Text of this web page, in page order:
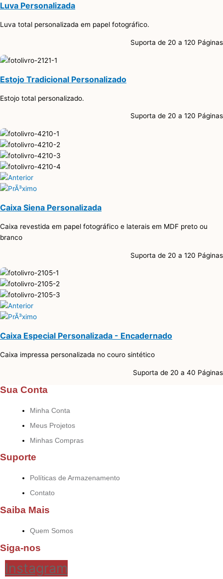
Luva Personalizada
Luva total personalizada em papel fotográfico.
Suporta de 20 a 120 Páginas
Estojo Tradicional Personalizado
Estojo total personalizado.
Suporta de 20 a 120 Páginas
Caixa Siena Personalizada
Caixa revestida em papel fotográfico e laterais em MDF preto ou
branco
Suporta de 20 a 120 Páginas
Caixa Especial Personalizada - Encadernado
Caixa impressa personalizada no couro sintético
Suporta de 20 a 40 Páginas
Sua Conta
Minha Conta
Meus Projetos
Minhas Compras
Suporte
Políticas de Armazenamento
Contato
Saiba Mais
Quem Somos
Siga-nos
Instagram